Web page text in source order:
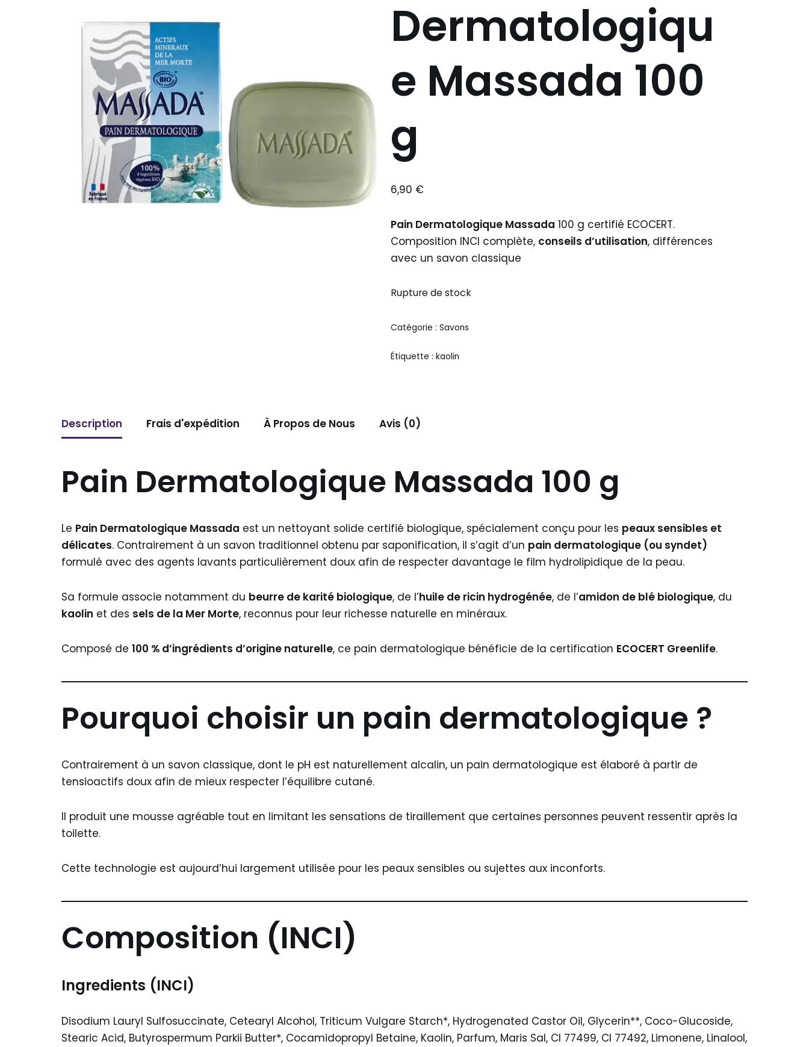
Dermatologiqu
e Massada 100
g
6,90 €
Pain Dermatologique Massada 100 g certifié ECOCERT.
Composition INCI complète, conseils d’utilisation, différences
avec un savon classique
Rupture de stock
Catégorie :Savons
Étiquette :kaolin
Description Frais d'expédition À Propos de Nous Avis (0)
Pain Dermatologique Massada 100 g
Le Pain Dermatologique Massada est un nettoyant solide certifié biologique, spécialement conçu pour les peaux sensibles et
délicates. Contrairement à un savon traditionnel obtenu par saponification, il s’agit d’un pain dermatologique (ou syndet)
formulé avec des agents lavants particulièrement doux afin de respecter davantage le film hydrolipidique de la peau.
Sa formule associe notamment du beurre de karité biologique, de l’huile de ricin hydrogénée, de l’amidon de blé biologique, du
kaolin et des sels de la Mer Morte, reconnus pour leur richesse naturelle en minéraux.
Composé de 100 % d’ingrédients d’origine naturelle, ce pain dermatologique bénéficie de la certification ECOCERT Greenlife.
Pourquoi choisir un pain dermatologique ?
Contrairement à un savon classique, dont le pH est naturellement alcalin, un pain dermatologique est élaboré à partir de
tensioactifs doux afin de mieux respecter l’équilibre cutané.
Il produit une mousse agréable tout en limitant les sensations de tiraillement que certaines personnes peuvent ressentir après la
toilette.
Cette technologie est aujourd’hui largement utilisée pour les peaux sensibles ou sujettes aux inconforts.
Composition (INCI)
Ingredients (INCI)
Disodium Lauryl Sulfosuccinate, Cetearyl Alcohol, Triticum Vulgare Starch*, Hydrogenated Castor Oil, Glycerin**, Coco-Glucoside,
Stearic Acid, Butyrospermum Parkii Butter*, Cocamidopropyl Betaine, Kaolin, Parfum, Maris Sal, CI 77499, CI 77492, Limonene, Linalool,